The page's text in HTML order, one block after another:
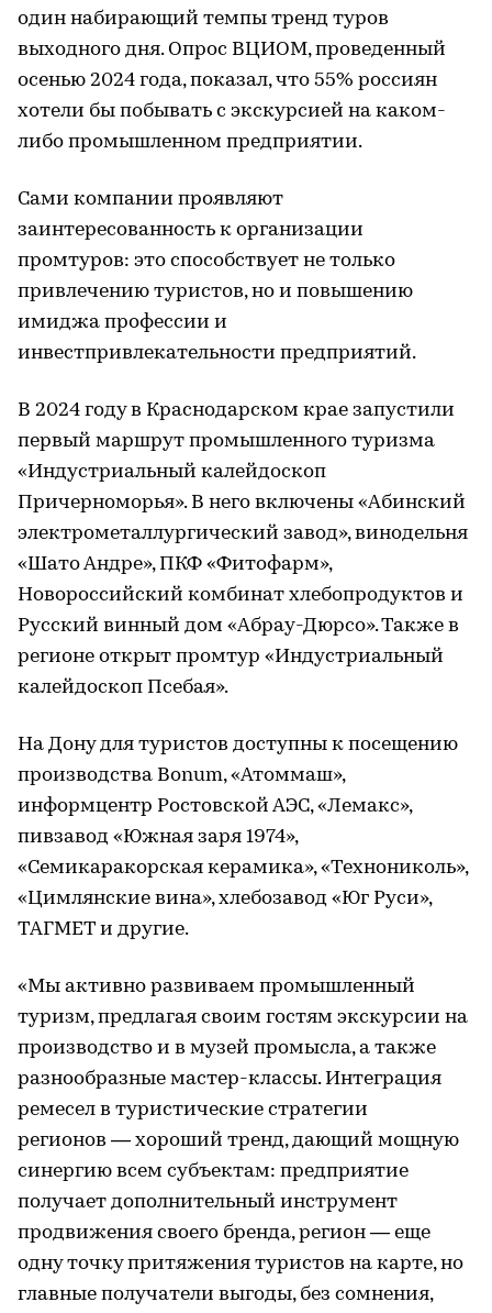
один набирающий темпы тренд туров
выходного дня. Опрос ВЦИОМ, проведенный
осенью 2024 года, показал, что 55% россиян
хотели бы побывать с экскурсией на каком-
либо промышленном предприятии.
Сами компании проявляют
заинтересованность к организации
промтуров: это способствует не только
привлечению туристов, но и повышению
имиджа профессии и
инвестпривлекательности предприятий.
В 2024 году в Краснодарском крае запустили
первый маршрут промышленного туризма
«Индустриальный калейдоскоп
Причерноморья». В него включены «Абинский
электрометаллургический завод», винодельня
«Шато Андре», ПКФ «Фитофарм»,
Новороссийский комбинат хлебопродуктов и
Русский винный дом «Абрау-Дюрсо». Также в
регионе открыт промтур «Индустриальный
калейдоскоп Псебая».
На Дону для туристов доступны к посещению
производства Bonum, «Атоммаш»,
информцентр Ростовской АЭС, «Лемакс»,
пивзавод «Южная заря 1974»,
«Семикаракорская керамика», «Технониколь»,
«Цимлянские вина», хлебозавод «Юг Руси»,
ТАГМЕТ и другие.
«Мы активно развиваем промышленный
туризм, предлагая своим гостям экскурсии на
производство и в музей промысла, а также
разнообразные мастер-классы. Интеграция
ремесел в туристические стратегии
регионов — хороший тренд, дающий мощную
синергию всем субъектам: предприятие
получает дополнительный инструмент
продвижения своего бренда, регион — еще
одну точку притяжения туристов на карте, но
главные получатели выгоды, без сомнения,